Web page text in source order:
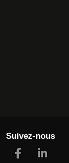
Suivez-nous